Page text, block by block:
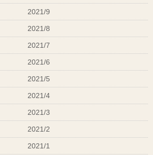
2021/9
2021/8
2021/7
2021/6
2021/5
2021/4
2021/3
2021/2
2021/1